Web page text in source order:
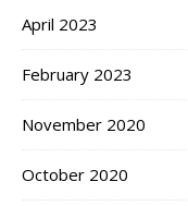
April 2023
February 2023
November 2020
October 2020